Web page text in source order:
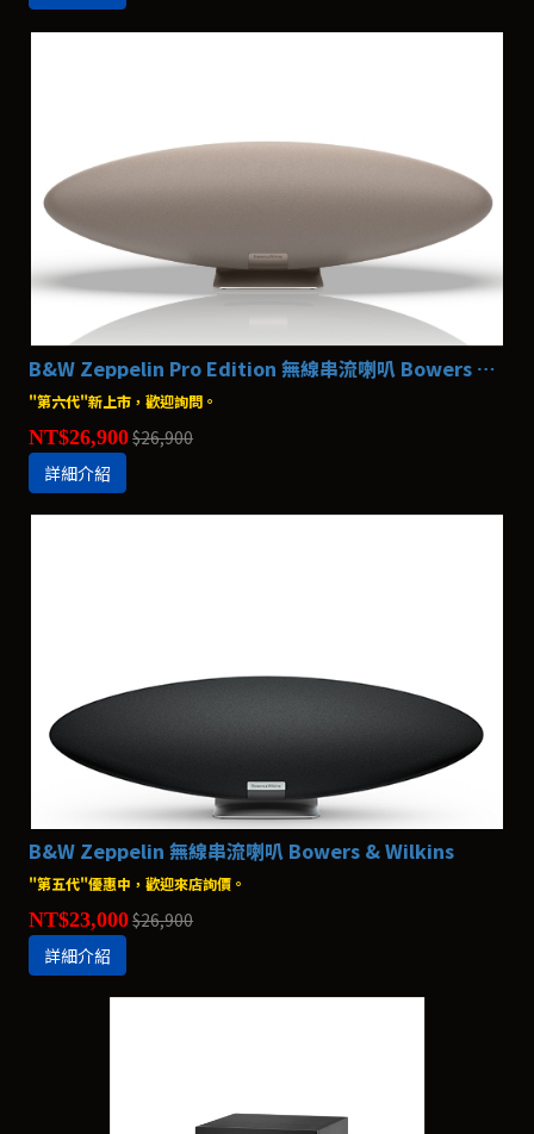
B&W Zeppelin Pro Edition 無線串流喇叭 Bowers & Wilkins
"第六代"新上市，歡迎詢問。
NT$26,900$26,900
詳細介紹
B&W Zeppelin 無線串流喇叭 Bowers & Wilkins
"第五代"優惠中，歡迎來店詢價。
NT$23,000$26,900
詳細介紹